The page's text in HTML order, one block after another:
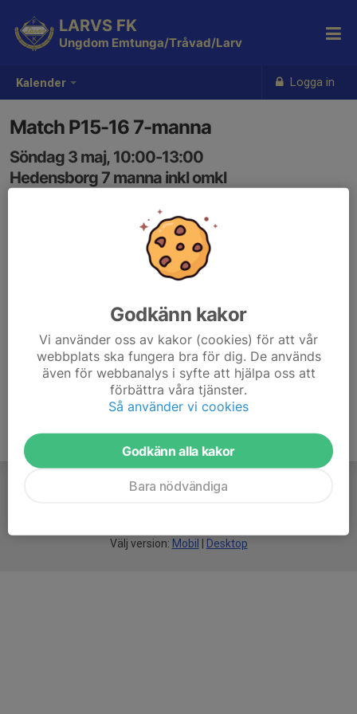
Kalender Logga in
LARVS FK
Ungdom Emtunga/Tråvad/Larv
Match P15-16 7-manna
Söndag 3 maj, 10:00-13:00
Hedensborg 7 manna inkl omkl
Välj version: Mobil Desktop
Godkänn kakor
Vi använder oss av kakor (cookies) för att vår
webbplats ska fungera bra för dig. De används
även för webbanalys i syfte att hjälpa oss att
förbättra våra tjänster.
Så använder vi cookies
Godkänn alla kakor
Bara nödvändiga